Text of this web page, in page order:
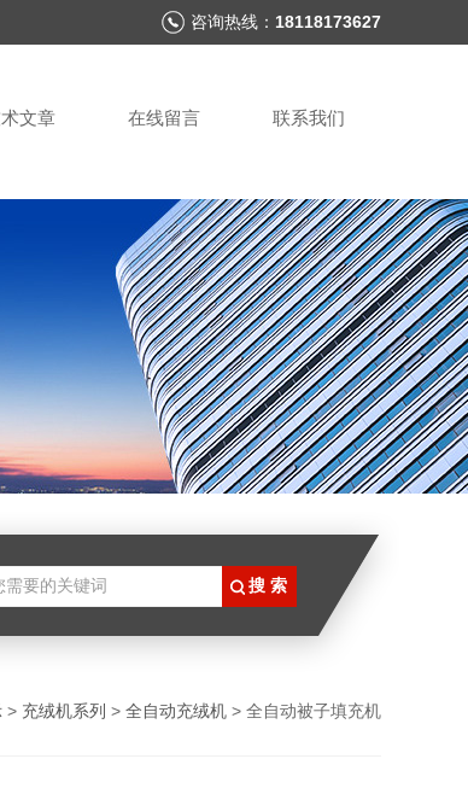
咨询热线： 18118173627
文章 在线留言 联系我们
> 充绒机系列 > 全自动充绒机 > 全自动被子填充机